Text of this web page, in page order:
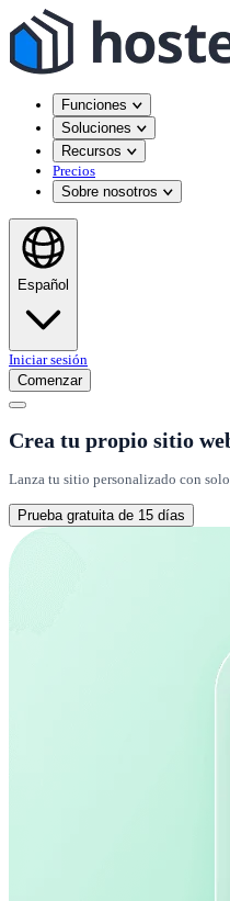
Funciones
Soluciones
Recursos
Precios
Sobre nosotros
Español
Iniciar sesión
Comenzar
Crea tu propio sitio
Lanza tu sitio personalizado con
Prueba gratuita de 15 días